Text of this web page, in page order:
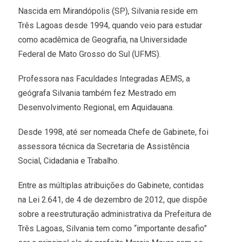
Nascida em Mirandópolis (SP), Silvania reside em
Três Lagoas desde 1994, quando veio para estudar
como acadêmica de Geografia, na Universidade
Federal de Mato Grosso do Sul (UFMS).
Professora nas Faculdades Integradas AEMS, a
geógrafa Silvania também fez Mestrado em
Desenvolvimento Regional, em Aquidauana.
Desde 1998, até ser nomeada Chefe de Gabinete, foi
assessora técnica da Secretaria de Assistência
Social, Cidadania e Trabalho.
Entre as múltiplas atribuições do Gabinete, contidas
na Lei 2.641, de 4 de dezembro de 2012, que dispõe
sobre a reestruturação administrativa da Prefeitura de
Três Lagoas, Silvania tem como “importante desafio”